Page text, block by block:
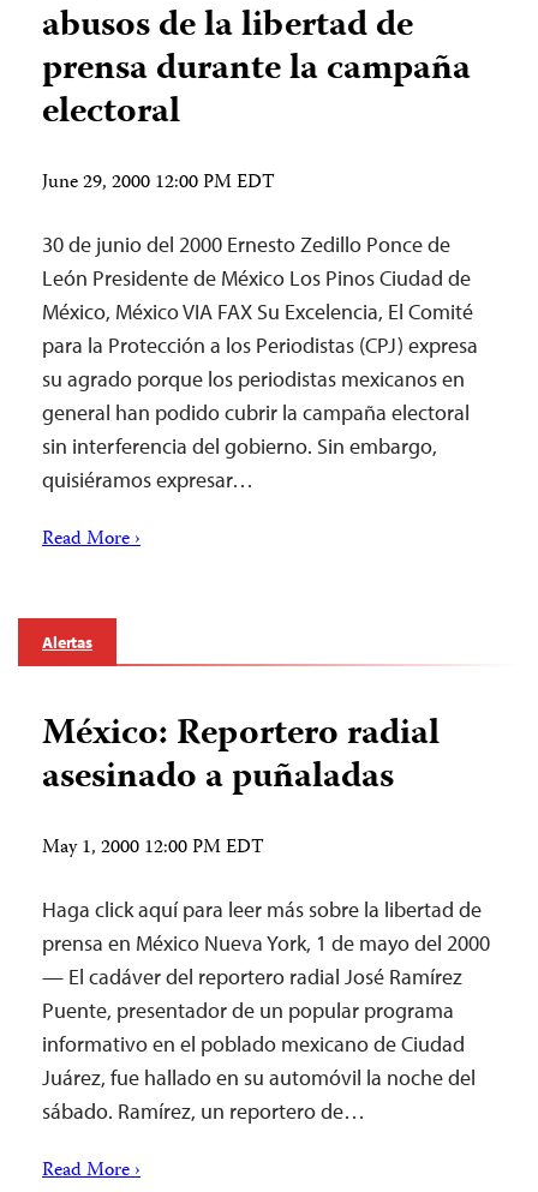
abusos de la libertad de
prensa durante la campaña
electoral
June 29, 2000 12:00 PM EDT
30 de junio del 2000 Ernesto Zedillo Ponce de
León Presidente de México Los Pinos Ciudad de
México, México VIA FAX Su Excelencia, El Comité
para la Protección a los Periodistas (CPJ) expresa
su agrado porque los periodistas mexicanos en
general han podido cubrir la campaña electoral
sin interferencia del gobierno. Sin embargo,
quisiéramos expresar…
Read More ›
Alertas
México: Reportero radial
asesinado a puñaladas
May 1, 2000 12:00 PM EDT
Haga click aquí para leer más sobre la libertad de
prensa en México Nueva York, 1 de mayo del 2000
— El cadáver del reportero radial José Ramírez
Puente, presentador de un popular programa
informativo en el poblado mexicano de Ciudad
Juárez, fue hallado en su automóvil la noche del
sábado. Ramírez, un reportero de…
Read More ›